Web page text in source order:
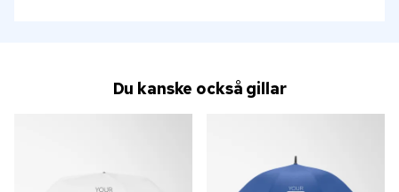
Du kanske också gillar